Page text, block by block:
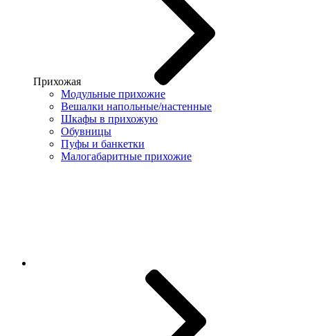
Прихожая
Модульные прихожие
Вешалки напольные/настенные
Шкафы в прихожую
Обувницы
Пуфы и банкетки
Малогабаритные прихожие